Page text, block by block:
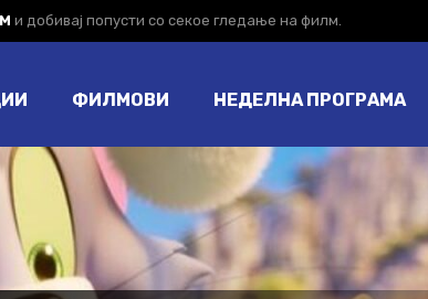
и добивај попусти со секое гледање на филм.
ФИЛМОВИ НЕДЕЛНА ПРОГРАМА